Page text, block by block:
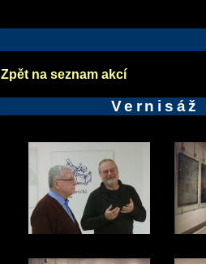
Zpět na seznam akcí